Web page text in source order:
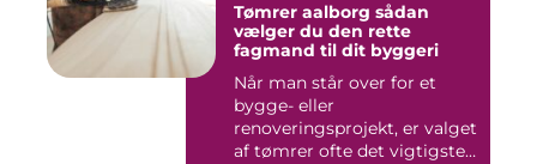
Tømrer aalborg sådan
vælger du den rette
fagmand til dit byggeri
Når man står over for et
bygge- eller
renoveringsprojekt, er valget
af tømrer ofte det vigtigste